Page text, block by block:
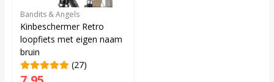
Bandits & Angels
Kinbeschermer Retro
loopfiets met eigen naam
bruin
(27)